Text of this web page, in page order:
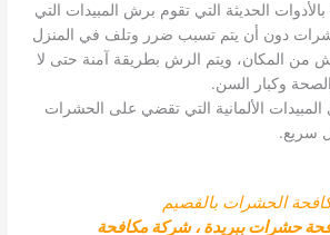
الحديثة التي تقوم برش المبيدات التي
دون أن يتم تسبب ضرر وتلف في المنزل
من المكان، ويتم الرش بطريقة آمنة حتى لا
وكبار السن.
الألمانية التي تقضي على الحشرات
سريع.
الحشرات بالقصيم
حشرات ببريدة،شركة مكافحة